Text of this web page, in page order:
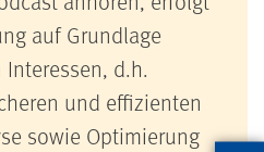
auf Grundlage
d.h.
und effizienten
sowie Optimierung